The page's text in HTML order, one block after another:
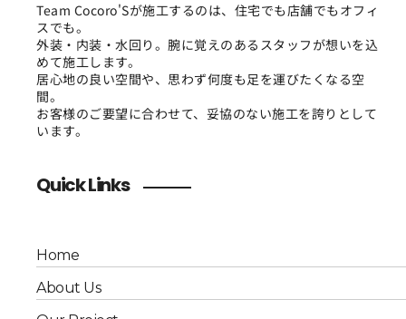
Team Cocoro'Sが施工するのは、住宅でも店舗でもオフィ
スでも。
外装・内装・水回り。腕に覚えのあるスタッフが想いを込
めて施工します。
居心地の良い空間や、思わず何度も足を運びたくなる空
間。
お客様のご要望に合わせて、妥協のない施工を誇りとして
います。
Quick Links
Home
About Us